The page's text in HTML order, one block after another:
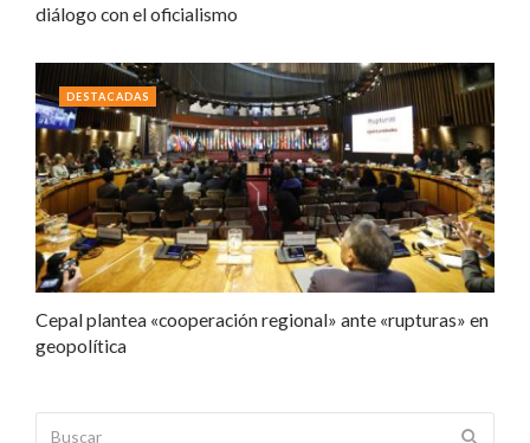
diálogo con el oficialismo
Cepal plantea «cooperación regional» ante «rupturas» en
geopolítica
DESTACADAS